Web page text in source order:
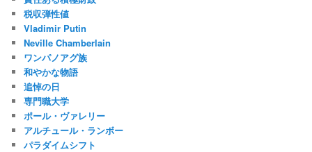
税収弾性値
Vladimir Putin
Neville Chamberlain
ワンパノアグ族
和やかな物語
追悼の日
専門職大学
ポール・ヴァレリー
アルチュール・ランボー
パラダイムシフト